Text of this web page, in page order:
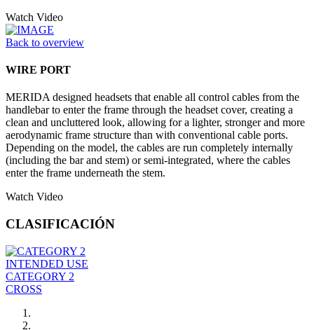
Watch Video
Back to overview
WIRE PORT
MERIDA designed headsets that enable all control cables from the
handlebar to enter the frame through the headset cover, creating a
clean and uncluttered look, allowing for a lighter, stronger and more
aerodynamic frame structure than with conventional cable ports.
Depending on the model, the cables are run completely internally
(including the bar and stem) or semi-integrated, where the cables
enter the frame underneath the stem.
Watch Video
CLASIFICACIÓN
INTENDED USE
CATEGORY 2
CROSS